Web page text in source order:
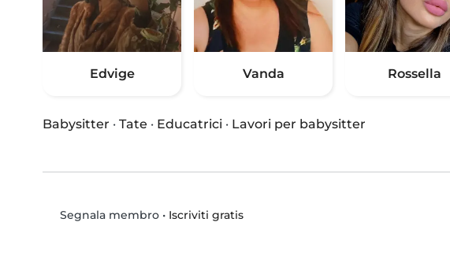
Edvige Vanda Rossella
Babysitter · Tate · Educatrici · Lavori per babysitter
Segnala membro• Iscriviti gratis